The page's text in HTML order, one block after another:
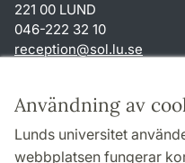
Användning av
Lunds universitet
webbplatsen fungerar
221 00 LUND
046-222 32 10
reception@sol.lu.se
Genvägar
Om webbplatsen och
Behandling av